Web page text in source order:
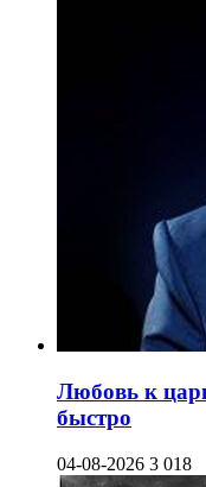
Любовь к
быстро
04-08-2026 3 018